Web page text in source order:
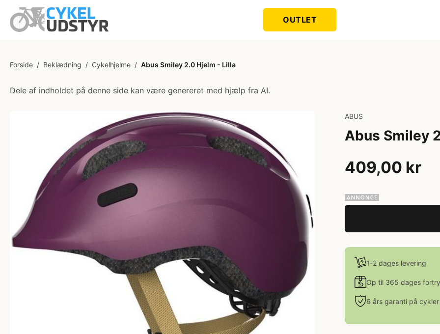
OUTLET
Forside / Beklædning / Cykelhjelme / Abus Smiley 2.0 Hjelm - Lilla
Dele af indholdet på denne side kan være genereret med hjælp fra AI.
ABUS
Abus Smiley
409,00 kr
1-2 dages levering
Op til 365 dages
6 års garanti på cykler